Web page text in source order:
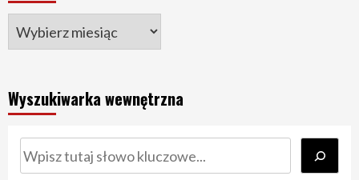
Wyszukiwarka wewnętrzna
Szukaj